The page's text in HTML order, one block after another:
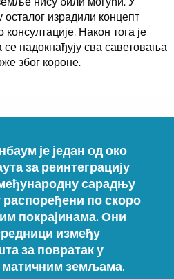
израдили концепт
Након тога је
надокнађују сва саветовања
због короне.
је један од око
за реинтеграцију
сарадњу
распоређени по скоро
покрајинама. Они
између
за повратак у
матичним земљама.